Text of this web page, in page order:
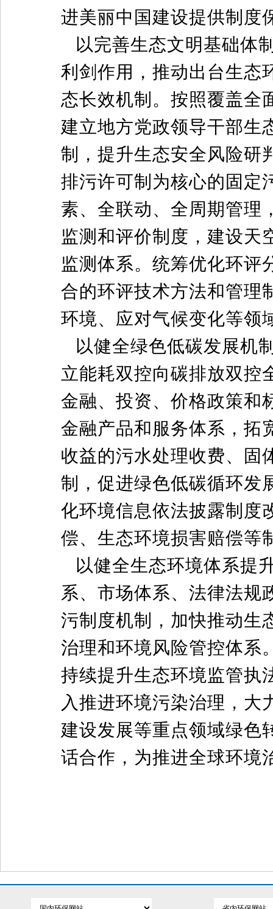
进美丽中国建设提供制度
以完善生态文明基础体
利剑作用，推动出台生态
态长效机制。按照覆盖全
建立地方党政领导干部生
制，提升生态安全风险研
排污许可制为核心的固定
素、全联动、全周期管理
监测和评价制度，建设天
监测体系。统筹优化环评
合的环评技术方法和管理
环境、应对气候变化等领
以健全绿色低碳发展机
立能耗双控向碳排放双控
金融、投资、价格政策和
金融产品和服务体系，拓
收益的污水处理收费、固
制，促进绿色低碳循环发
化环境信息依法披露制度
偿、生态环境损害赔偿等
以健全生态环境体系提
系、市场体系、法律法规
污制度机制，加快推动生
治理和环境风险管控体系
持续提升生态环境监管执
入推进环境污染治理，大
建设发展等重点领域绿色
话合作，为推进全球环境